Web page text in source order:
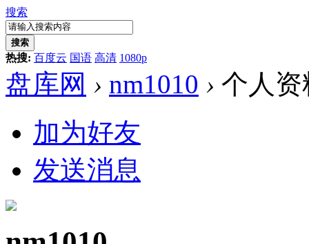
搜索
搜索
热搜: 百度云 国语 高清 1080p
盘库网 › nm1010 › 个人资
加为好友
发送消息